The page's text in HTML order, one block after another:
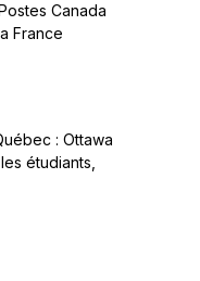
Canada
France
: Ottawa
étudiants,